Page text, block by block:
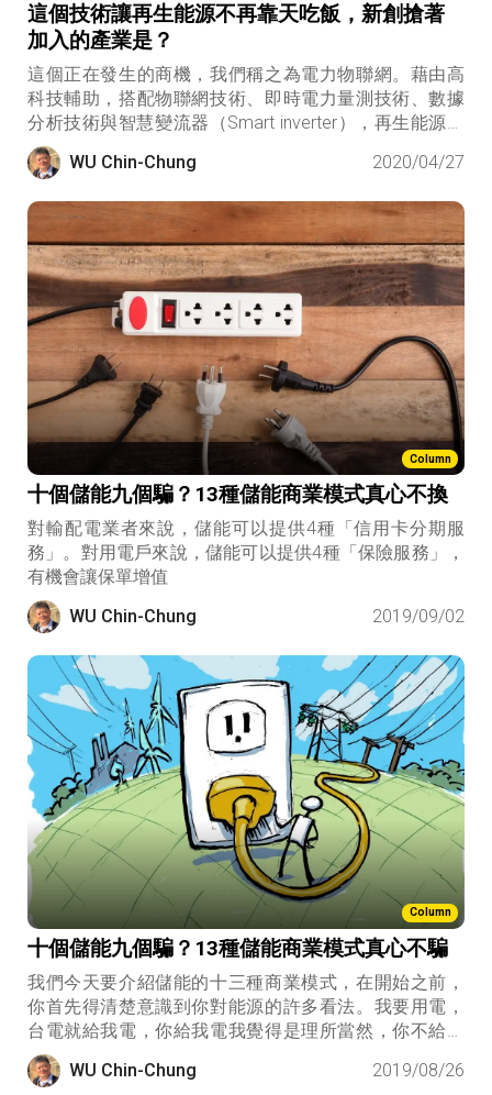
這個技術讓再生能源不再靠天吃飯，新創搶著
加入的產業是？
這個正在發生的商機，我們稱之為電力物聯網。藉由高
科技輔助，搭配物聯網技術、即時電力量測技術、數據
分析技術與智慧變流器（Smart inverter），再生能源管
理系統將可以逐步地減緩再生能源變動對電力系統的衝
擊。且因為每個再生能源案場都應該有一套屬於自己的
WU Chin-Chung 2020/04/27
Column
十個儲能九個騙？13種儲能商業模式真心不換
對輸配電業者來說，儲能可以提供4種「信用卡分期服
務」。對用電戶來說，儲能可以提供4種「保險服務」，
有機會讓保單增值
WU Chin-Chung
2019/09/02
Column
十個儲能九個騙？13種儲能商業模式真心不騙
我們今天要介紹儲能的十三種商業模式，在開始之前，
你首先得清楚意識到你對能源的許多看法。我要用電，
台電就給我電，你給我電我覺得是理所當然，你不給我
電我就哇哇大哭，基本上這跟娃兒喝奶差不多水平。
WU Chin-Chung 2019/08/26